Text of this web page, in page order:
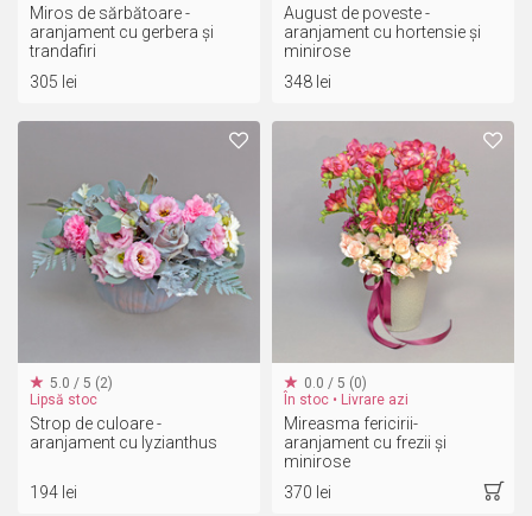
Miros de sărbătoare -
aranjament cu gerbera și
trandafiri
305 lei
August de poveste -
aranjament cu hortensie și
minirose
348 lei
5.0 / 5 (2)
Lipsă stoc
Strop de culoare -
aranjament cu lyzianthus
194 lei
0.0 / 5 (0)
În stoc • Livrare azi
Mireasma fericirii-
aranjament cu frezii și
minirose
370 lei